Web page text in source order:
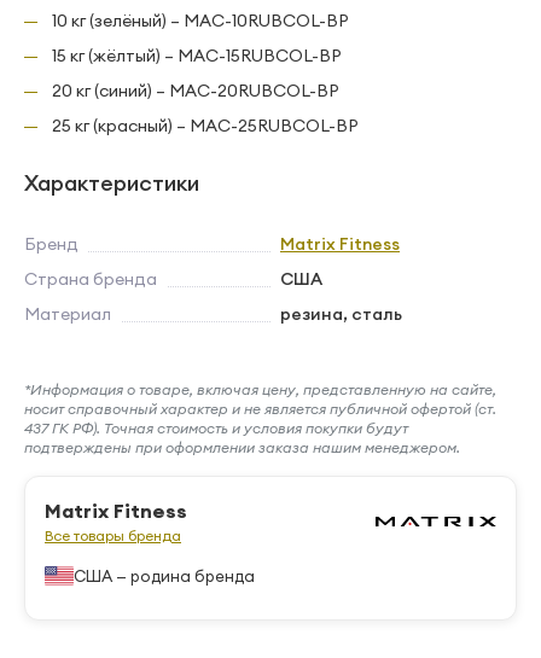
10 кг (зелёный) – MAC-10RUBCOL-BP
15 кг (жёлтый) – MAC-15RUBCOL-BP
20 кг (синий) – MAC-20RUBCOL-BP
25 кг (красный) – MAC-25RUBCOL-BP
Характеристики
Бренд
Matrix Fitness
Страна бренда
США
Материал
резина, сталь
*Информация о товаре, включая цену, представленную на сайте,
носит справочный характер и не является публичной офертой (ст.
437 ГК РФ). Точная стоимость и условия покупки будут
подтверждены при оформлении заказа нашим менеджером.
Matrix Fitness
Все товары бренда
США — родина бренда